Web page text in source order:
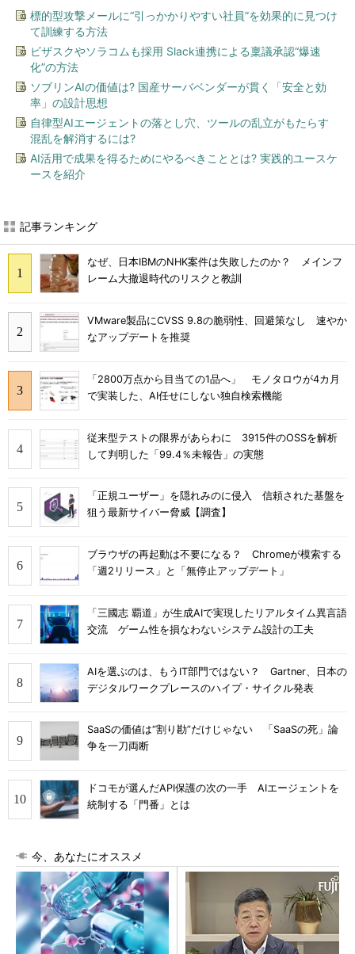
標的型攻撃メールに“引っかかりやすい社員”を効果的に見つけ
て訓練する方法
ビザスクやソラコムも採用 Slack連携による稟議承認“爆速
化”の方法
ソブリンAIの価値は? 国産サーバベンダーが貫く「安全と効
率」の設計思想
自律型AIエージェントの落とし穴、ツールの乱立がもたらす
混乱を解消するには?
AI活用で成果を得るためにやるべきこととは? 実践的ユースケ
ースを紹介
記事ランキング
なぜ、日本IBMのNHK案件は失敗したのか？ メインフ
レーム大撤退時代のリスクと教訓
VMware製品にCVSS 9.8の脆弱性、回避策なし 速やか
なアップデートを推奨
「2800万点から目当ての1品へ」 モノタロウが4カ月
で実装した、AI任せにしない独自検索機能
従来型テストの限界があらわに 3915件のOSSを解析
して判明した「99.4％未報告」の実態
「正規ユーザー」を隠れみのに侵入 信頼された基盤を
狙う最新サイバー脅威【調査】
ブラウザの再起動は不要になる？ Chromeが模索する
「週2リリース」と「無停止アップデート」
「三國志 覇道」が生成AIで実現したリアルタイム異言語
交流 ゲーム性を損なわないシステム設計の工夫
AIを選ぶのは、もうIT部門ではない？ Gartner、日本の
デジタルワークプレースのハイプ・サイクル発表
SaaSの価値は“割り勘”だけじゃない 「SaaSの死」論
争を一刀両断
ドコモが選んだAPI保護の次の一手 AIエージェントを
統制する「門番」とは
今、あなたにオススメ